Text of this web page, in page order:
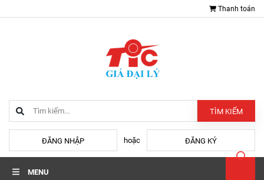
Thanh toán
TÌM KIẾM
ĐĂNG NHẬP hoặc ĐĂNG KÝ
MENU